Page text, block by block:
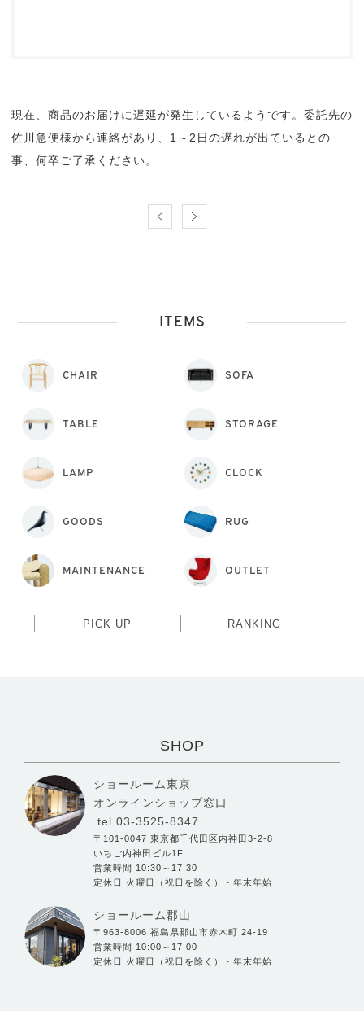
現在、商品のお届けに遅延が発生しているようです。委託先の
佐川急便様から連絡があり、1～2日の遅れが出ているとの
事、何卒ご了承ください。
ITEMS
CHAIR SOFA
TABLE STORAGE
LAMP CLOCK
GOODS RUG
MAINTENANCE OUTLET
PICK UP RANKING
SHOP
ショールーム東京
オンラインショップ窓口
tel.03-3525-8347
〒101-0047 東京都千代田区内神田3-2-8
いちご内神田ビル1F
営業時間 10:30～17:30
定休日 火曜日（祝日を除く）・年末年始
ショールーム郡山
〒963-8006 福島県郡山市赤木町 24-19
営業時間 10:00～17:00
定休日 火曜日（祝日を除く）・年末年始